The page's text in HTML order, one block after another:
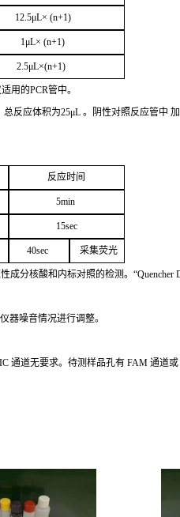
12.5μL× (n+1)
1μL× (n+1)
2.5μL×(n+1)
用的PCR管中。
总反应体积为25μL 。阴性对照反应管中
反应时间
5min
15sec
40sec 采集荧光
成分核酸和内标对照的检测。 “Quencher
器噪音情况进行调整。
通道无要求。待测样品孔有 FAM通道或